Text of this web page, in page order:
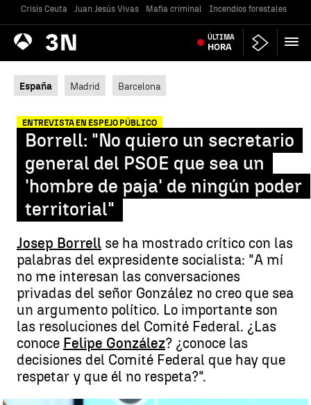
Crisis Ceuta Juan Jesús Vivas Mafia criminal Incendios forestales
Antena
3 Noticias ÚLTIMA
HORA
España Madrid Barcelona
ENTREVISTA EN ESPEJO PÚBLICO
Borrell: "No quiero un secretario
general del PSOE que sea un
'hombre de paja' de ningún poder
territorial"
Josep Borrell se ha mostrado crítico con las
palabras del expresidente socialista: "A mí
no me interesan las conversaciones
privadas del señor González no creo que sea
un argumento político. Lo importante son
las resoluciones del Comité Federal. ¿Las
conoce Felipe González? ¿conoce las
decisiones del Comité Federal que hay que
respetar y que él no respeta?".